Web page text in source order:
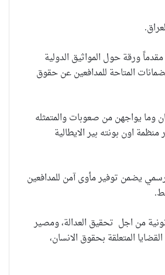
ورقة حول المواثيق الدولية
والمراحل التي مرت بها حقوق الانسان منذ عام 1948 ولحد الان والضمانات المتاحة للمدافعين عن حقوق
وما يواجهن من صعوبات والمتمثله
اون بونته بير الايطالية
رسمي يضمن توفير مأوى آمن للمدافعين
من اجل تحقيق العدالة، ومصير
المتعلقة بحقوق الانسان،